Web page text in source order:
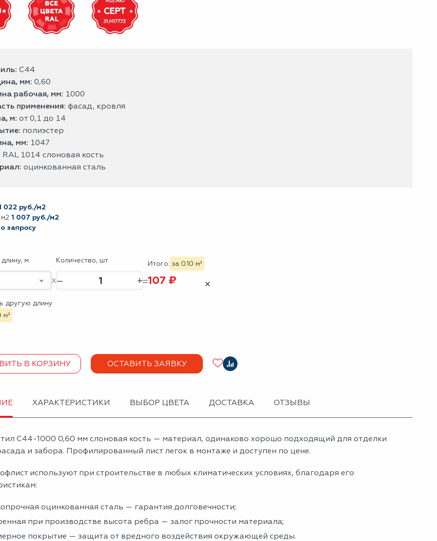
С44
мм: 0,60
рабочая, мм: 1000
применения: фасад, кровля
м: от 0,1 до 14
полиэстер
мм: 1047
RAL 1014 слоновая кость
оцинкованная сталь
022 руб./м2
1 007 руб./м2
запросу
м Количество, шт
– +
Итого: за 0.10 м²
107 ₽ ✕
другую длину
м²
В КОРЗИНУ ОСТАВИТЬ ЗАЯВКУ
ХАРАКТЕРИСТИКИ ВЫБОР ЦВЕТА ДОСТАВКА ОТЗЫВЫ
С44-1000 0,60 мм слоновая кость — материал, одинаково хорошо подходящий для отделки
и забора. Профилированный лист легок в монтаже и доступен по цене.
используют при строительстве в любых климатических условиях, благодаря его
оцинкованная сталь — гарантия долговечности;
при производстве высота ребра — залог прочности материала;
покрытие — защита от вредного воздействия окружающей среды.